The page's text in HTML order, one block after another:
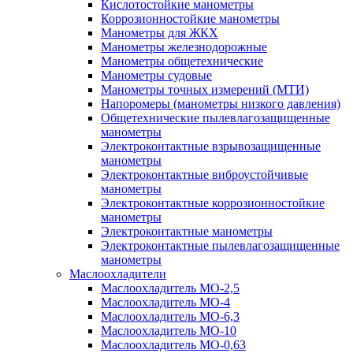
Кислотостойкие манометры
Коррозионностойкие манометры
Манометры для ЖКХ
Манометры железнодорожные
Манометры общетехнические
Манометры судовые
Манометры точных измерений (МТИ)
Напоромеры (манометры низкого давления)
Общетехнические пылевлагозащищенные
манометры
Электроконтактные взрывозащищенные
манометры
Электроконтактные виброустойчивые
манометры
Электроконтактные коррозионностойкие
манометры
Электроконтактные манометры
Электроконтактные пылевлагозащищенные
манометры
Маслоохладители
Маслоохладитель MO-2,5
Маслоохладитель MO-4
Маслоохладитель МО-6,3
Маслоохладитель МО-10
Маслоохладитель MO-0,63